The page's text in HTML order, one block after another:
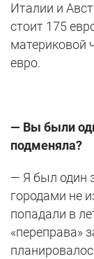
Италии и
стоит 175
материковой
евро.
— Вы были
подменяла?
— Я был один
городами не
попадали в
«переправа»